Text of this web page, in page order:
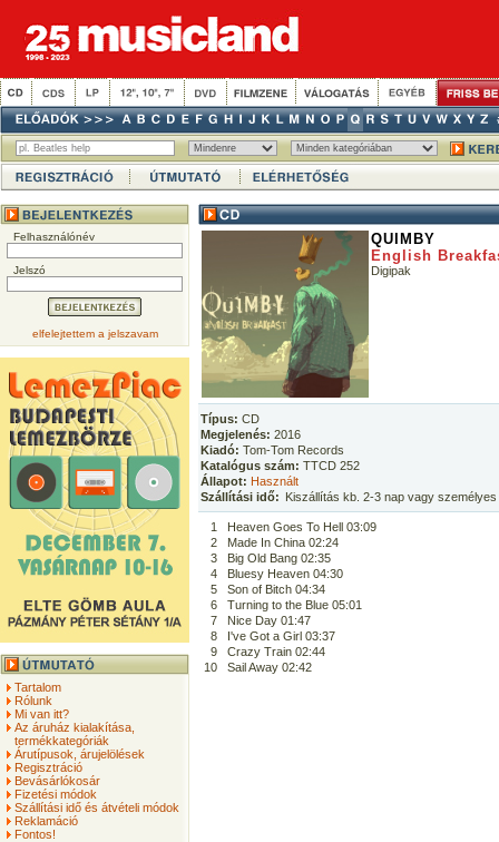
Felhasználónév
Jelszó
elfelejtettem a jelszavam
Tartalom
Rólunk
Mi van itt?
Az áruház kialakítása,
termékkategóriák
Árutípusok, árujelölések
Regisztráció
Bevásárlókosár
Fizetési módok
Szállítási idő és átvételi módok
Reklamáció
Fontos!
QUIMBY
English
Digipak
Típus: CD
Megjelenés: 2016
Kiadó: Tom-Tom Records
Katalógus szám: TTCD 252
Állapot: Használt
Szállítási idő: Kiszállítás kb. 2-3 nap vagy
1
Heaven Goes To Hell 03:09
2
Made In China 02:24
3
Big Old Bang 02:35
4
Bluesy Heaven 04:30
5
Son of Bitch 04:34
6
Turning to the Blue 05:01
7
Nice Day 01:47
8
I've Got a Girl 03:37
9
Crazy Train 02:44
10
Sail Away 02:42